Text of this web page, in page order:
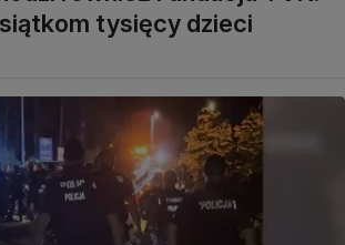
tysięcy dzieci